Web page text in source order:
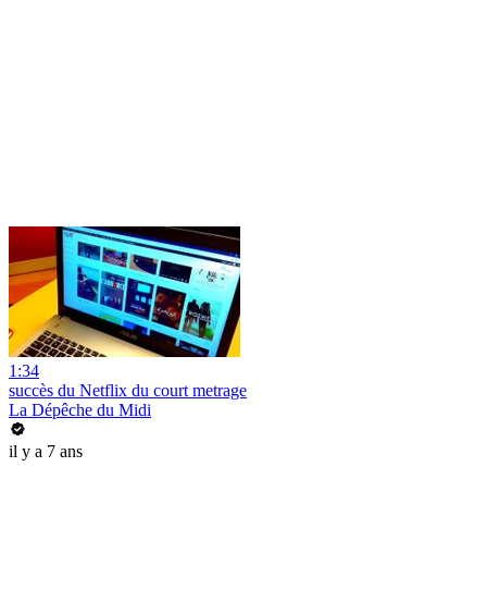
1:34
succès du Netflix du court metrage
La Dépêche du Midi
il y a 7 ans